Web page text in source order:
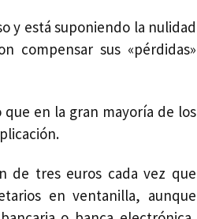
y está suponiendo la nulidad
compensar sus «pérdidas»
que en la gran mayoría de los
de tres euros cada vez que
en ventanilla, aunque